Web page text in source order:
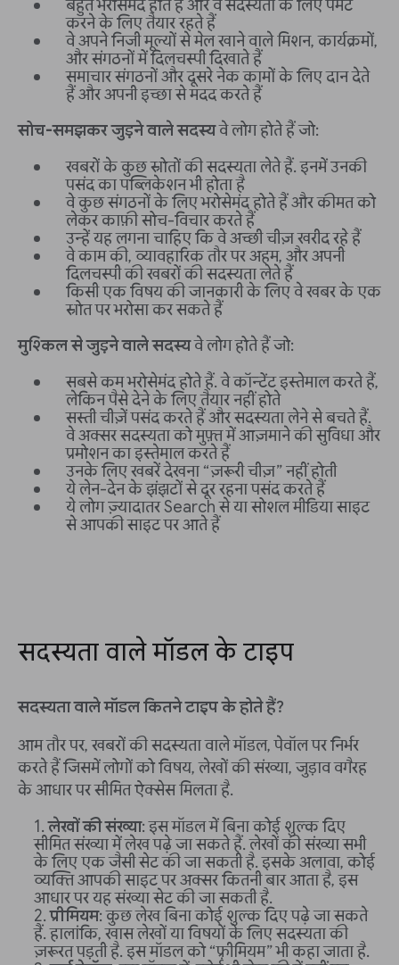
बहुत भरोसेमंद होते हैं और वे सदस्यता के लिए पेमेंट
करने के लिए तैयार रहते हैं
वे अपने निजी मूल्यों से मेल खाने वाले मिशन, कार्यक्रमों,
और संगठनों में दिलचस्पी दिखाते हैं
समाचार संगठनों और दूसरे नेक कामों के लिए दान देते
हैं और अपनी इच्छा से मदद करते हैं
सोच-समझकर जुड़ने वाले सदस्यवे लोग होते हैं जो:
खबरों के कुछ स्रोतों की सदस्यता लेते हैं. इनमें उनकी
पसंद का पब्लिकेशन भी होता है
वे कुछ संगठनों के लिए भरोसेमंद होते हैं और कीमत को
लेकर काफ़ी सोच-विचार करते हैं
उन्हें यह लगना चाहिए कि वे अच्छी चीज़ खरीद रहे हैं
वे काम की, व्यावहारिक तौर पर अहम, और अपनी
दिलचस्पी की खबरों की सदस्यता लेते हैं
किसी एक विषय की जानकारी के लिए वे खबर के एक
स्रोत पर भरोसा कर सकते हैं
मुश्किल से जुड़ने वाले सदस्यवे लोग होते हैं जो:
सबसे कम भरोसेमंद होते हैं. वे कॉन्टेंट इस्तेमाल करते हैं,
लेकिन पैसे देने के लिए तैयार नहीं होते
सस्ती चीज़ें पसंद करते हैं और सदस्यता लेने से बचते हैं.
वे अक्सर सदस्यता को मुफ़्त में आज़माने की सुविधा और
प्रमोशन का इस्तेमाल करते हैं
उनके लिए खबरें देखना “ज़रूरी चीज़” नहीं होती
ये लेन-देन के झंझटों से दूर रहना पसंद करते हैं
ये लोग ज़्यादातर Search से या सोशल मीडिया साइट
से आपकी साइट पर आते हैं
सदस्यता वाले मॉडल के टाइप
सदस्यता वाले मॉडल कितने टाइप के होते हैं?
आम तौर पर, खबरों की सदस्यता वाले मॉडल, पेवॉल पर निर्भर
करते हैं जिसमें लोगों को विषय, लेखों की संख्या, जुड़ाव वगैरह
के आधार पर सीमित ऐक्सेस मिलता है.
लेखों की संख्या: इस मॉडल में बिना कोई शुल्क दिए
सीमित संख्या में लेख पढ़े जा सकते हैं. लेखों की संख्या सभी
के लिए एक जैसी सेट की जा सकती है. इसके अलावा, कोई
व्यक्ति आपकी साइट पर अक्सर कितनी बार आता है, इस
आधार पर यह संख्या सेट की जा सकती है.
प्रीमियम: कुछ लेख बिना कोई शुल्क दिए पढ़े जा सकते
हैं. हालांकि, खास लेखों या विषयों के लिए सदस्यता की
ज़रूरत पड़ती है. इस मॉडल को “फ़्रीमियम” भी कहा जाता है.